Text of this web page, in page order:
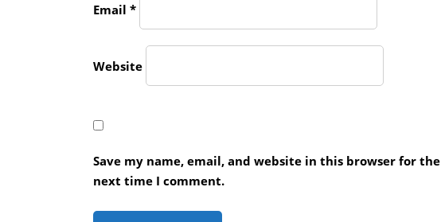
Email *
Website
Save my name, email, and website in this browser for the
next time I comment.